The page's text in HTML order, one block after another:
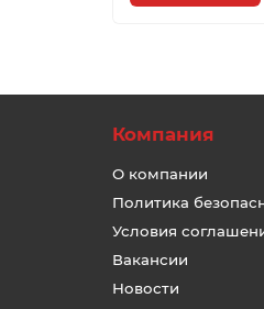
Компания
О компании
Политика
Условия
Вакансии
Новости